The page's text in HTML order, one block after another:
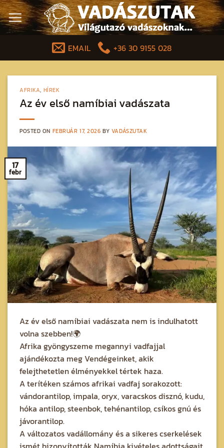
Skip
to
content
EMAIL
+36 30 9155 028
AFRIKA, HÍREK
Az év első namíbiai vadászata
POSTED ON FEBRUÁR 17, 2026 BY VADÁSZUTAK
17
febr
Az év első namíbiai vadászata nem is indulhatott
volna szebben!🌍
Afrika gyöngyszeme megannyi vadfajjal
ajándékozta meg Vendégeinket, akik
felejthetetlen élményekkel tértek haza.
A terítéken számos afrikai vadfaj sorakozott:
vándorantilop, impala, oryx, varacskos disznó, kudu,
hóka antilop, steenbok, tehénantilop, csíkos gnú és
jávorantilop.
A változatos vadállomány és a sikeres cserkelések